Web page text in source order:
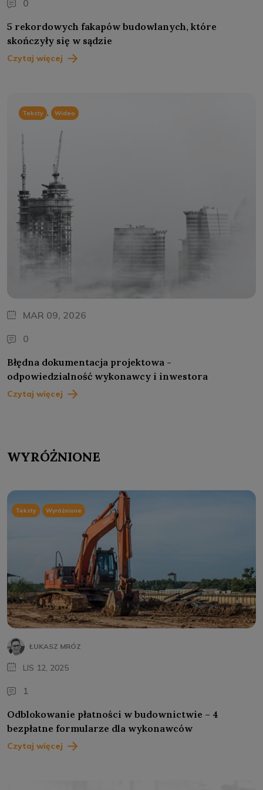
0
5 rekordowych fakapów budowlanych, które
skończyły się w sądzie
Czytaj więcej
Teksty , Wideo
MAR 09, 2026
0
Błędna dokumentacja projektowa -
odpowiedzialność wykonawcy i inwestora
Czytaj więcej
WYRÓŻNIONE
Teksty Wyróżnione
ŁUKASZ MRÓZ
LIS 12, 2025
1
Odblokowanie płatności w budownictwie – 4
bezpłatne formularze dla wykonawców
Czytaj więcej